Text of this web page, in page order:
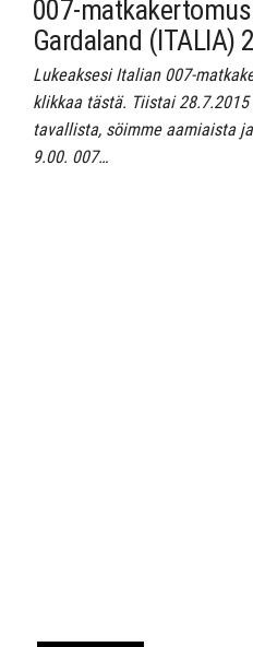
007-
Gardaland (ITALIA)
Lukeaksesi Italian 007-
klikkaa tästä. Tiistai
tavallista, söimme aamiaista
9.00. 007…